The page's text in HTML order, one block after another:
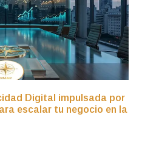
Digital impulsada por
escalar tu negocio en la